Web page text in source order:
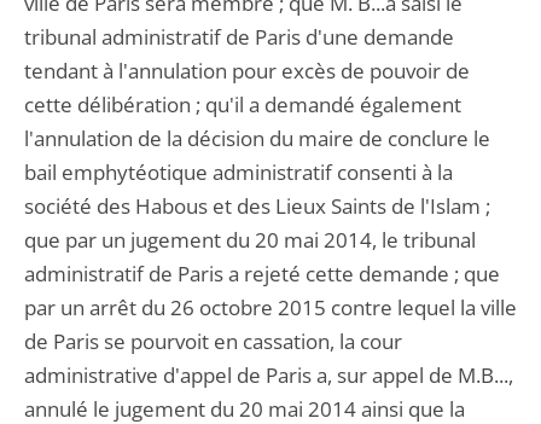
tribunal administratif de Paris d'une demande
tendant à l'annulation pour excès de pouvoir de
cette délibération ; qu'il a demandé également
l'annulation de la décision du maire de conclure le
bail emphytéotique administratif consenti à la
société des Habous et des Lieux Saints de l'Islam ;
que par un jugement du 20 mai 2014, le tribunal
administratif de Paris a rejeté cette demande ; que
par un arrêt du 26 octobre 2015 contre lequel la ville
de Paris se pourvoit en cassation, la cour
administrative d'appel de Paris a, sur appel de M.B...,
annulé le jugement du 20 mai 2014 ainsi que la